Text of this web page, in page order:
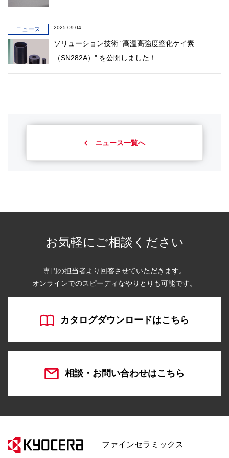
ニュース 2025.09.04
ソリューション技術 "高温高強度窒化ケイ素
（SN282A）" を公開しました！
ニュース一覧へ
お気軽にご相談ください
専門の担当者より回答させていただきます。
オンラインでのスピーディなやりとりも可能です。
カタログダウンロードはこちら
相談・お問い合わせはこちら
ファインセラミックス